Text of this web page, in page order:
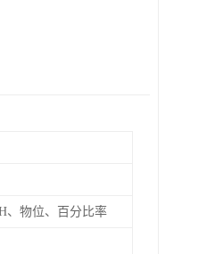
、物位、百分比率